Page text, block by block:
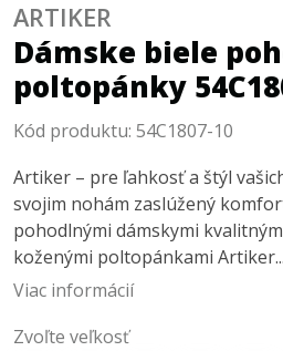
Dámske biele
poltopánky
ARTIKER
Kód produktu: 54C1807-10
Artiker – pre ľahkosť a štýl
svojim nohám zaslúžený
pohodlnými dámskymi
koženými poltopánkami Artiker...
Viac informácií
Zvoľte veľkosť